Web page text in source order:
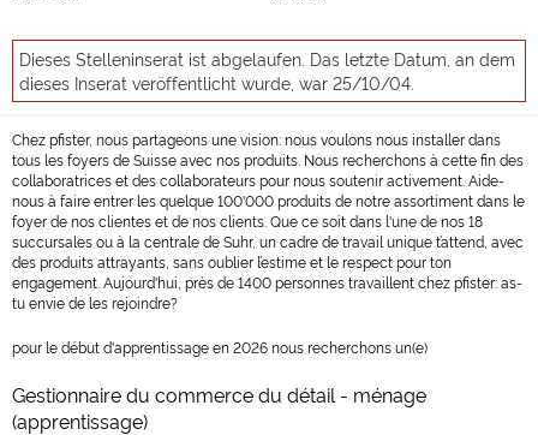
Dieses Stelleninserat ist abgelaufen. Das letzte Datum, an dem
dieses Inserat veröffentlicht wurde, war 25/10/04.
Chez pfister, nous partageons une vision: nous voulons nous installer dans
tous les foyers de Suisse avec nos produits. Nous recherchons à cette fin des
collaboratrices et des collaborateurs pour nous soutenir activement. Aide-
nous à faire entrer les quelque 100'000 produits de notre assortiment dans le
foyer de nos clientes et de nos clients. Que ce soit dans l'une de nos 18
succursales ou à la centrale de Suhr, un cadre de travail unique t’attend, avec
des produits attrayants, sans oublier l’estime et le respect pour ton
engagement. Aujourd'hui, près de 1400 personnes travaillent chez pfister: as-
tu envie de les rejoindre?
pour le début d'apprentissage en 2026 nous recherchons un(e)
Gestionnaire du commerce du détail - ménage
(apprentissage)